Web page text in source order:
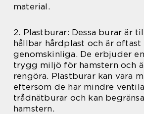
material.
2. Plastburar: Dessa burar är
hållbar hårdplast och är oftast
genomskinliga. De erbjuder
trygg miljö för hamstern och
rengöra. Plastburar kan vara
eftersom de har mindre
trådnätburar och kan
hamstern.